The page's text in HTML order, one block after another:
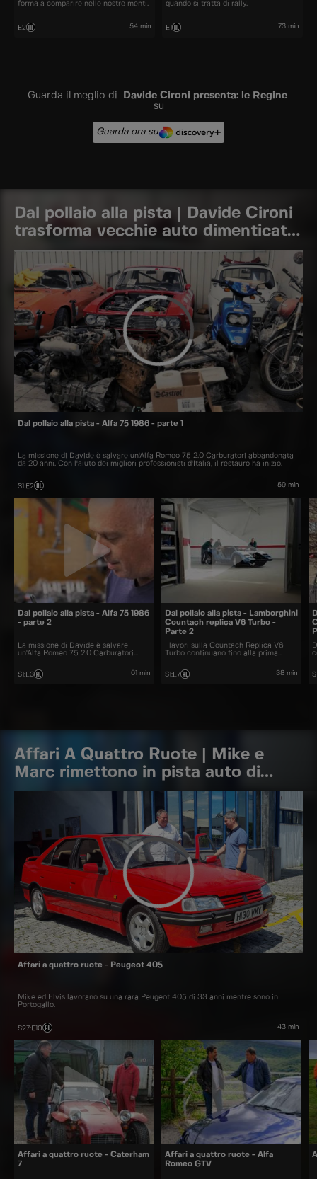
forma a comparire nelle nostre menti.
E2 54 min
quando si tratta di rally.
E1 73 min
Guarda il meglio di
Davide Cironi presenta: le Regine
su
Guarda ora su
Dal pollaio alla pista | Davide Cironi
trasforma vecchie auto dimenticate
e le riporta in pista
Dal pollaio alla pista - Alfa 75 1986 - parte 1
La missione di Davide è salvare un'Alfa Romeo 75 2.0 Carburatori abbandonata
da 20 anni. Con l'aiuto dei migliori professionisti d'Italia, il restauro ha inizio.
S1 : E2 59 min
Dal pollaio alla pista - Alfa 75 1986
- parte 2
La missione di Davide è salvare
un'Alfa Romeo 75 2.0 Carburatori
sta per essere completato e il
risultato lascerà a bocca aperta.
S1 : E3 61 min
Dal pollaio alla pista - Lamborghini
Countach replica V6 Turbo -
Parte 2
I lavori sulla Countach Replica V6
Turbo continuano fino alla prima
l'originale?
S1: E7 38 min
Affari A Quattro Ruote | Mike e
Marc rimettono in pista auto di
riferimento
Affari a quattro ruote - Peugeot 405
Mike ed Elvis lavorano su una rara Peugeot 405 di 33 anni mentre sono in
Portogallo.
S27: E10 43 min
Affari a quattro ruote - Caterham
7
Affari a quattro ruote - Alfa
Romeo GTV